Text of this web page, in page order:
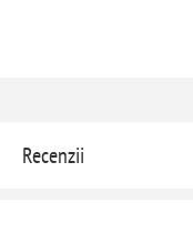
Recenzii